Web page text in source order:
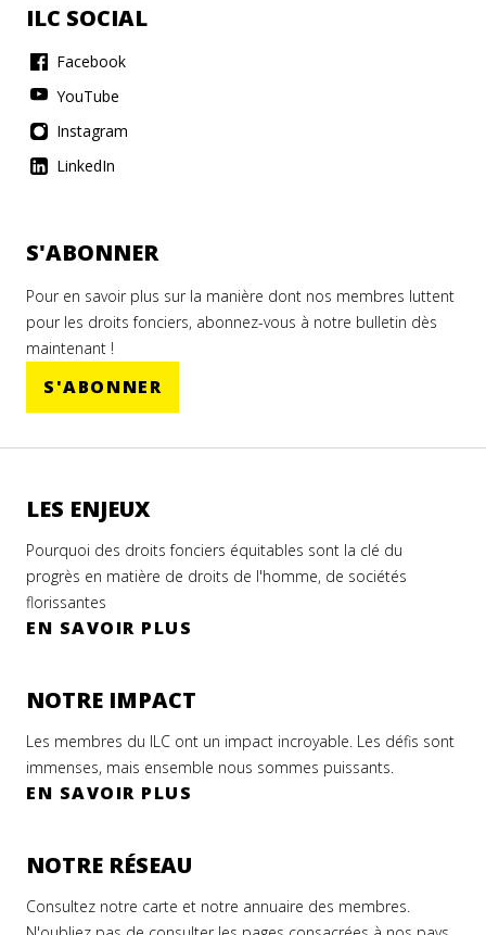
ILC SOCIAL
Facebook
YouTube
Instagram
LinkedIn
S'ABONNER
Pour en savoir plus sur la manière dont nos membres luttent
pour les droits fonciers, abonnez-vous à notre bulletin dès
maintenant !
S'ABONNER
LES ENJEUX
Pourquoi des droits fonciers équitables sont la clé du
progrès en matière de droits de l'homme, de sociétés
florissantes
EN SAVOIR PLUS
NOTRE IMPACT
Les membres du ILC ont un impact incroyable. Les défis sont
immenses, mais ensemble nous sommes puissants.
EN SAVOIR PLUS
NOTRE RÉSEAU
Consultez notre carte et notre annuaire des membres.